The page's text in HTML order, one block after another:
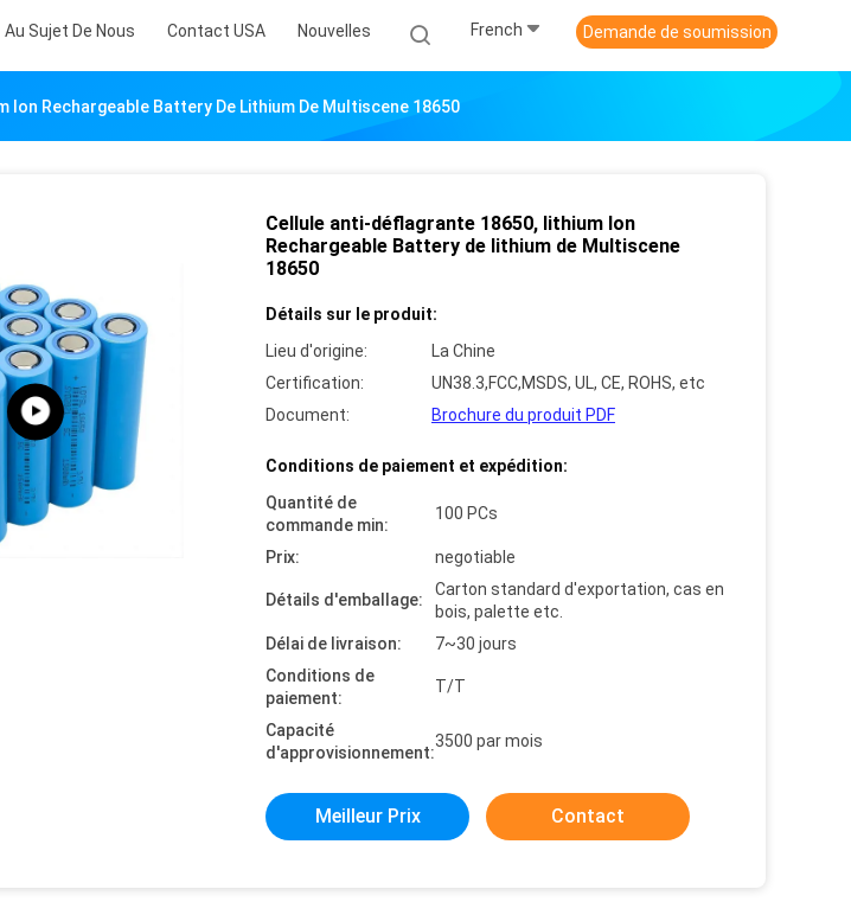
Au Sujet De Nous Contact USA Nouvelles French Demande de soumission
Ion Rechargeable Battery De Lithium De Multiscene 18650
Cellule anti-déflagrante 18650, lithium Ion
Rechargeable Battery de lithium de Multiscene
18650
Détails sur le produit:
Lieu d'origine:
La Chine
Certification:
UN38.3,FCC,MSDS, UL, CE, ROHS, etc
Document:
Brochure du produit PDF
Conditions de paiement et expédition:
Quantité de
commande min:
100 PCs
Prix: negotiable
Détails d'emballage:
Carton standard d'exportation, cas en
bois, palette etc.
Délai de livraison:
7~30 jours
Conditions de
paiement:
T/T
Capacité
d'approvisionnement:
3500 par mois
Meilleur Prix Contact